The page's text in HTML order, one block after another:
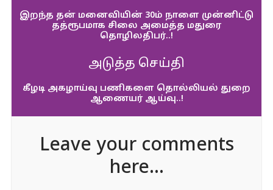
இறந்த தன் மனைவியின் 30ம் நாளை முன்னிட்டு
தத்ரூபமாக சிலை அமைத்த மதுரை
தொழிலதிபர்..!
அடுத்த செய்தி
கீழடி அகழாய்வு பணிகளை தொல்லியல் துறை
ஆணையர் ஆய்வு..!
Leave your comments
here...